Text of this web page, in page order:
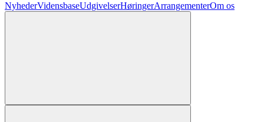
NyhederVidensbaseUdgivelserHøringerArrangementerOm os